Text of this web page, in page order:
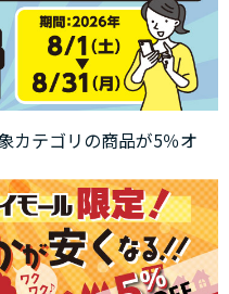
カテゴリの商品が5％オ